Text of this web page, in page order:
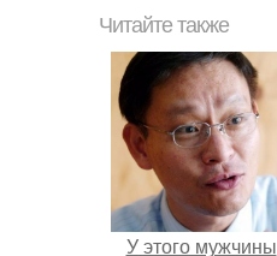
Читайте также
У этого мужчины